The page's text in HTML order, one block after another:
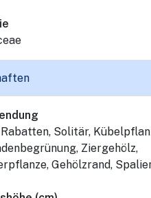
Solitär,
Ziergehölz,
Gehölzrand,